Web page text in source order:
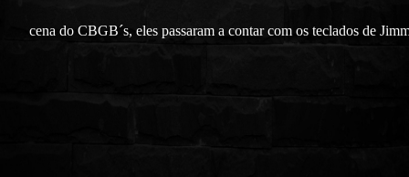
cena do CBGB´s, eles passaram a contar com os teclados de